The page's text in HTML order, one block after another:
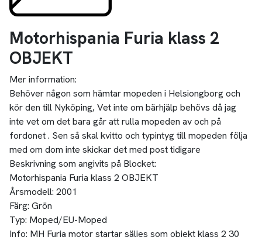
Motorhispania Furia klass 2
OBJEKT
Mer information:
Behöver någon som hämtar mopeden i Helsiongborg och
kör den till Nyköping, Vet inte om bärhjälp behövs då jag
inte vet om det bara går att rulla mopeden av och på
fordonet . Sen så skal kvitto och typintyg till mopeden följa
med om dom inte skickar det med post tidigare
Beskrivning som angivits på Blocket:
Motorhispania Furia klass 2 OBJEKT
Årsmodell: 2001
Färg: Grön
Typ: Moped/EU-Moped
Info: MH Furia motor startar säljes som objekt klass 2 30